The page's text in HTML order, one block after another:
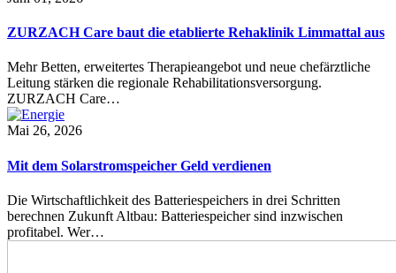
ZURZACH Care baut die etablierte Rehaklinik Limmattal aus
Mehr Betten, erweitertes Therapieangebot und neue chefärztliche
Leitung stärken die regionale Rehabilitationsversorgung.
ZURZACH Care…
Mai 26, 2026
Mit dem Solarstromspeicher Geld verdienen
Die Wirtschaftlichkeit des Batteriespeichers in drei Schritten
berechnen Zukunft Altbau: Batteriespeicher sind inzwischen
profitabel. Wer…